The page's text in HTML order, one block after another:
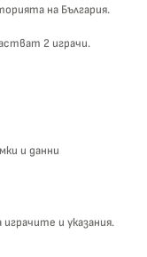
на България.
2 играчи.
и данни
играчите и указания.